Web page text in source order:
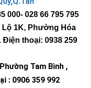
000- 028 66 795 795
Lộ 1K, Phường Hóa
Điện thoại: 0938 259
Tam Bình ,
: 0906 359 992